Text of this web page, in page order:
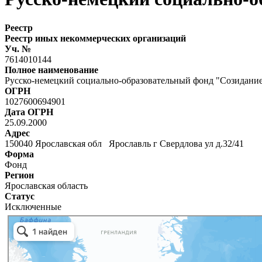
Реестр
Реестр иных некоммерческих организаций
Уч. №
7614010144
Полное наименование
Русско-немецкий социально-образовательный фонд
ОГРН
1027600694901
Дата ОГРН
25.09.2000
Адрес
150040 Ярославская обл Ярославль г Свердлова ул д.32/41
Форма
Фонд
Регион
Ярославская область
Статус
Исключенные